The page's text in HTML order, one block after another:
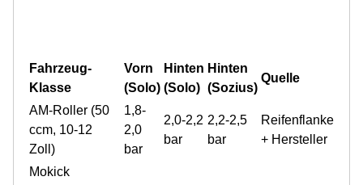
Fahrzeug-
Klasse
Vorn
(Solo)
Hinten
(Solo)
Hinten
(Sozius)
Quelle
AM-Roller (50
ccm, 10-12
Zoll)
1,8-
2,0
bar
2,0-2,2
bar
2,2-2,5
bar
Reifenflanke
+ Hersteller
Mokick